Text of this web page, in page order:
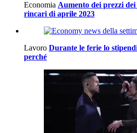
Economia Aumento dei prezzi
rincari di aprile 2023
Lavoro Durante le ferie lo
perché